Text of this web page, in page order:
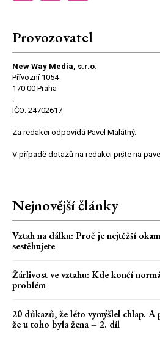
Provozovatel
New Way Media, s.r.o.
Přívozní 1054
170 00 Praha
.
IČO: 24702617
Za redakci odpovídá Pavel Malátný.
V případě dotazů na redakci pište na
Nejnovější články
Vztah na dálku: Proč je nejtěžší
sestěhujete
Žárlivost ve vztahu: Kde končí
problém
20 důkazů, že léto vymýšlel chlap.
že u toho byla žena – 2. díl